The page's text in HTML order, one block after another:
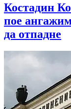
Костадин
пое
да отпадне